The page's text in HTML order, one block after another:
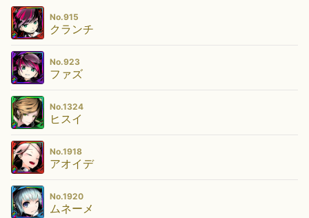
No.915
クランチ
No.923
ファズ
No.1324
ヒスイ
No.1918
アオイデ
No.1920
ムネーメ